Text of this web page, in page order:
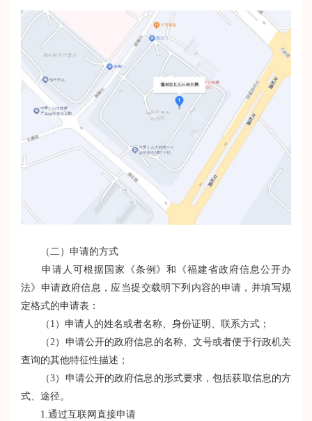
（二）申请的方式
申请人可根据国家《条例》和《福建省政府信息公开办
法》申请政府信息，应当提交载明下列内容的申请，并填写规
定格式的申请表：
（1）申请人的姓名或者名称、身份证明、联系方式；
（2）申请公开的政府信息的名称、文号或者便于行政机关
查询的其他特征性描述；
（3）申请公开的政府信息的形式要求，包括获取信息的方
式、途径。
1.通过互联网直接申请